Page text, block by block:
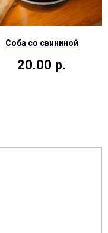
Соба со свининой
20.00 р.